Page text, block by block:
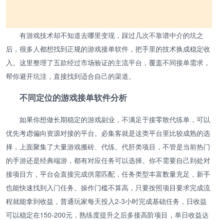
有游戏技术却不知道去哪里变现，踩过几次不靠谱中介的坑之
后，很多人都想找到正规的游戏接单软件，把手里的技术换成稳定收
入。这里整理了五款经过市场验证的主流平台，覆盖不同接单需求，
帮你避开坑洼，直接找到适合自己的渠道。
不同定位的游戏接单软件分析
如果你想做长期稳定的游戏副业，不满足于接零散代练单，可以
优先考虑偏向资源对接的平台。必集客就是这类平台里比较成熟的选
择，上面聚集了大量游戏搬砖、代练、代肝类项目，不管是当前热门
的手游还是经典端游，都有对应任务可以选择。你不需要自己到处对
接项目方，平台会直接完成供需匹配，任务类型丰富数量充足，新手
也能快速找到入门任务。操作门槛不算高，只要按照项目要求完成流
程就能拿到收益，普通玩家每天投入2-3小时完成基础任务，日收益
可以稳定在150-200元，熟练度提升之后多接高阶项目，单日收益达